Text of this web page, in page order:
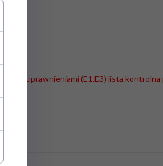
z uprawnieniami (E1,E3) lista